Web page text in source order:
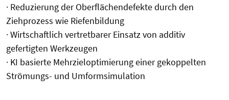
· Reduzierung der Oberflächendefekte durch den
Ziehprozess wie Riefenbildung
· Wirtschaftlich vertretbarer Einsatz von additiv
gefertigten Werkzeugen
· KI basierte Mehrzieloptimierung einer gekoppelten
Strömungs- und Umformsimulation